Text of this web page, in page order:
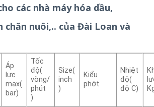
các nhà máy hóa dầu,
chăn nuôi,.. của Đài Loan và
Áp
lực
max(
bar)
Tốc
độ(
vòng/
phút
)
Size(
inch
)
Kiểu
phớt
Nhiệt
độ(
độ C)